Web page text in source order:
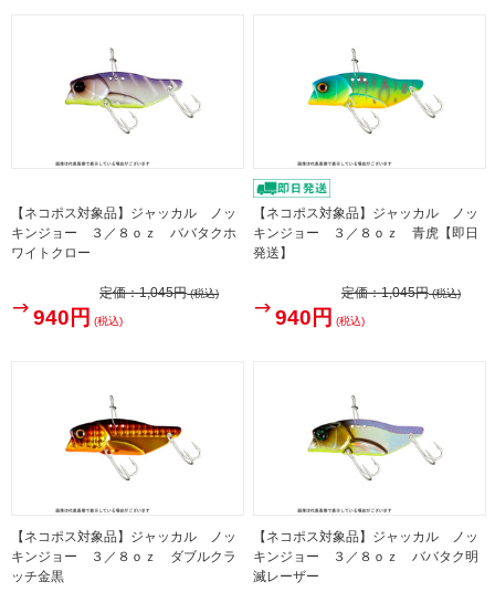
【ネコポス対象品】ジャッカル ノッ
キンジョー ３／８ｏｚ ババタクホ
ワイトクロー
定価：1,045円(税込)
940円 (税込)
【ネコポス対象品】ジャッカル ノッ
キンジョー ３／８ｏｚ 青虎【即日
発送】
定価：1,045円(税込)
940円 (税込)
【ネコポス対象品】ジャッカル ノッ
キンジョー ３／８ｏｚ ダブルクラ
ッチ金黒
【ネコポス対象品】ジャッカル ノッ
キンジョー ３／８ｏｚ ババタク明
滅レーザー